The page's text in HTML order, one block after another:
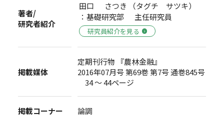
著者/
研究者紹介
田口 さつき （タグチ サツキ）
：基礎研究部 主任研究員
研究員紹介を見る
掲載媒体
定期刊行物 『農林金融』
2016年07月号 第69巻 第7号 通巻845号
34 ～ 44ページ
掲載コーナー 論調